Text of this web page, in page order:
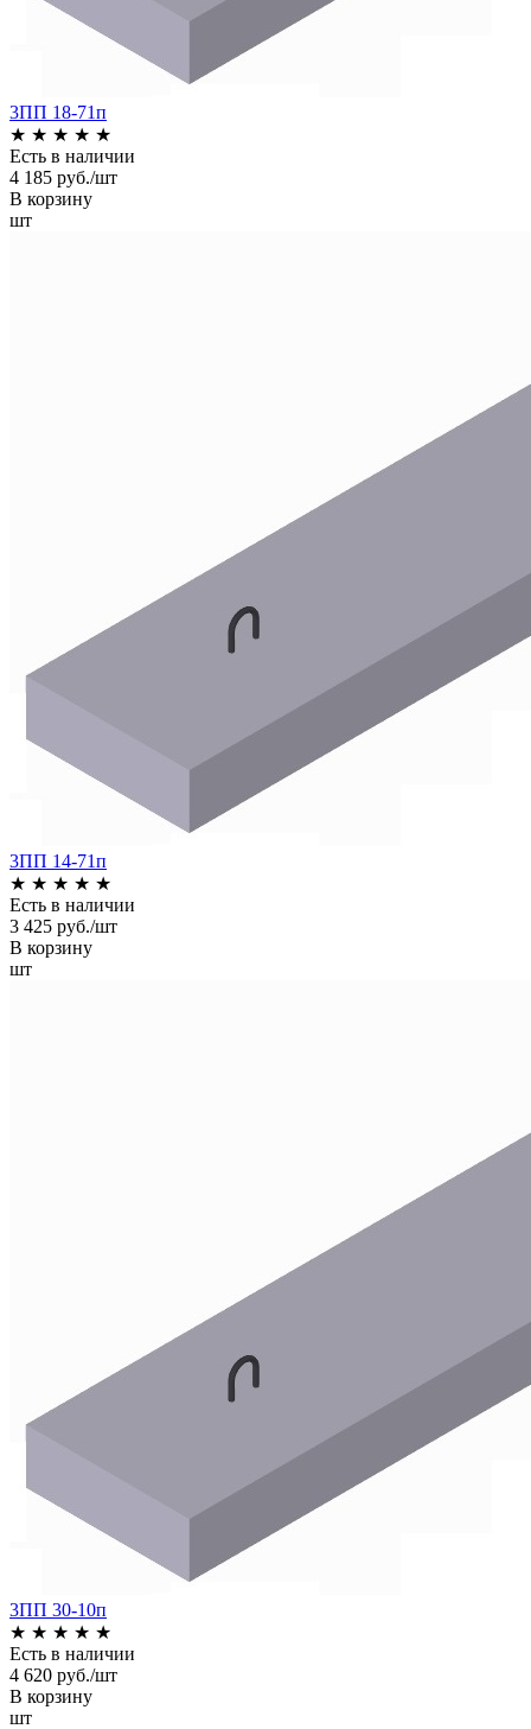
3ПП 18-71п
★ ★ ★ ★ ★
Есть в наличии
4 185 руб./шт
В корзину
шт
3ПП 14-71п
★ ★ ★ ★ ★
Есть в наличии
3 425 руб./шт
В корзину
шт
3ПП 30-10п
★ ★ ★ ★ ★
Есть в наличии
4 620 руб./шт
В корзину
шт